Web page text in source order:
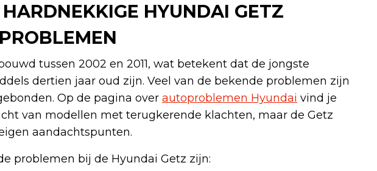
HYUNDAI GETZ
tussen 2002 en 2011, wat betekent dat de jongste
dertien jaar oud zijn. Veel van de bekende problemen zijn
Op de pagina over autoproblemen Hyundai vind je
van modellen met terugkerende klachten, maar de Getz
aandachtspunten.
problemen bij de Hyundai Getz zijn: